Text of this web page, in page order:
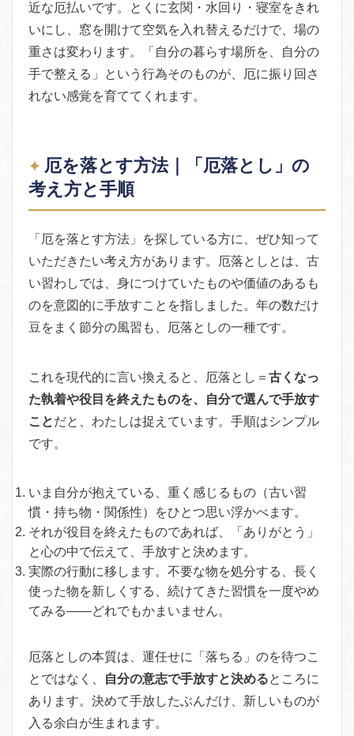
近な厄払いです。とくに玄関・水回り・寝室をきれ
いにし、窓を開けて空気を入れ替えるだけで、場の
重さは変わります。「自分の暮らす場所を、自分の
手で整える」という行為そのものが、厄に振り回さ
れない感覚を育ててくれます。
厄を落とす方法｜「厄落とし」の
考え方と手順
「厄を落とす方法」を探している方に、ぜひ知って
いただきたい考え方があります。厄落としとは、古
い習わしでは、身につけていたものや価値のあるも
のを意図的に手放すことを指しました。年の数だけ
豆をまく節分の風習も、厄落としの一種です。
これを現代的に言い換えると、厄落とし＝ 古くなっ
た執着や役目を終えたものを、自分で選んで手放す
ことだと、わたしは捉えています。手順はシンプル
です。
いま自分が抱えている、重く感じるもの（古い習
慣・持ち物・関係性）をひとつ思い浮かべます。
それが役目を終えたものであれば、「ありがとう」
と心の中で伝えて、手放すと決めます。
実際の行動に移します。不要な物を処分する、長く
使った物を新しくする、続けてきた習慣を一度やめ
てみる——どれでもかまいません。
厄落としの本質は、運任せに「落ちる」のを待つこ
とではなく、
自分の意志で手放すと決めるところに
あります。決めて手放したぶんだけ、新しいものが
入る余白が生まれます。